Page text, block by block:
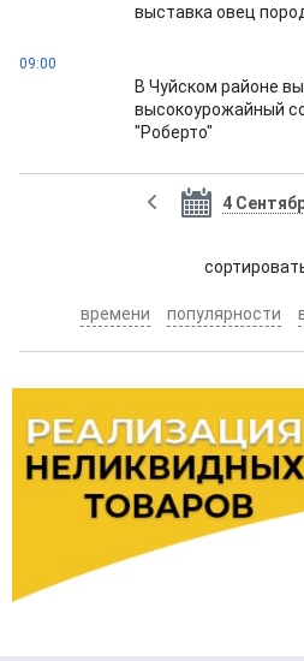
выставка овец
09:00
В Чуйском районе
высокоурожайный
"Роберто"
4
времени популярности